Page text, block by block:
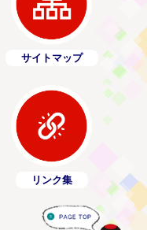
サイトマップ
リンク集